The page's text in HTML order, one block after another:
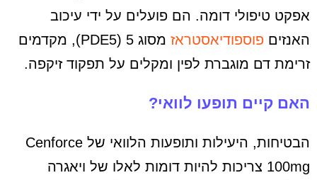
אפקט טיפולי דומה. הם פועלים על ידי עיכוב
האנזים פוספודיאסטראז
מסוג 5 (PDE5), מקדמים
זרימת דם מוגברת לפין ומקלים על תפקוד זיקפה.
האם קיים תופעו לוואי?
הבטיחות, היעילות ותופעות הלוואי של Cenforce
100mg צריכות להיות דומות לאלו של ויאגרה